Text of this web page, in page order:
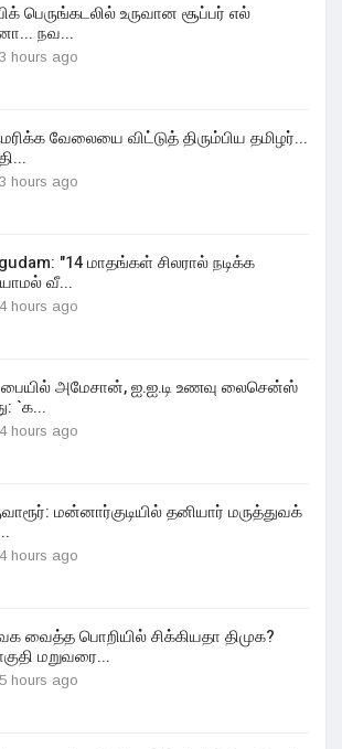
பெருங்கடலில் உருவான சூப்பர் எல்
நவ...
hours ago
வேலையை விட்டுத் திரும்பிய தமிழர்...
hours ago
"14 மாதங்கள் சிலரால் நடிக்க
வீ...
hours ago
அமேசான், ஐ.ஐ.டி உணவு லைசென்ஸ்
`க...
hours ago
மன்னார்குடியில் தனியார் மருத்துவக்
hours ago
வைத்த பொறியில் சிக்கியதா திமுக?
மறுவரை...
hours ago